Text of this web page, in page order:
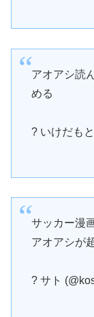
アオアシ読
める
? いけだも
サッカー漫
アオアシが
? サト